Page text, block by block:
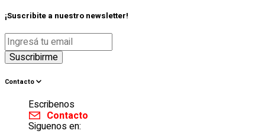
¡Suscribite a nuestro newsletter!
Suscribirme
Contacto
Escribenos
Contacto
Siguenos en: